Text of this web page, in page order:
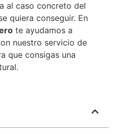
al caso concreto del
quiera conseguir. En
te ayudamos a
nuestro servicio de
que consigas una